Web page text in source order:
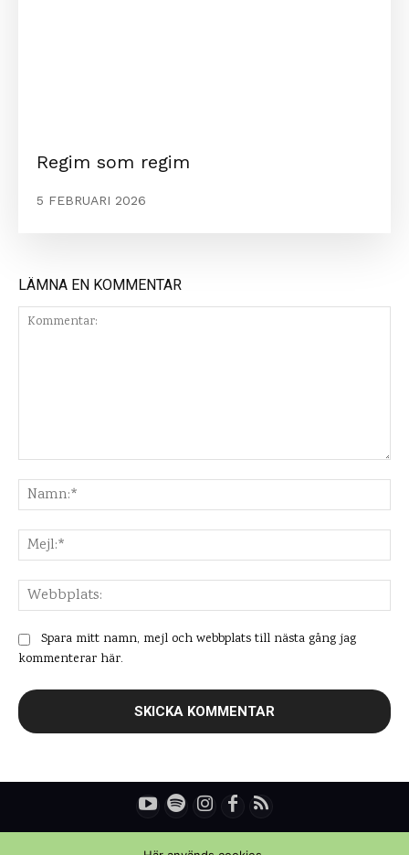
Regim som regim
5 FEBRUARI 2026
LÄMNA EN KOMMENTAR
Spara mitt namn, mejl och webbplats till nästa gång jag
kommenterar här.